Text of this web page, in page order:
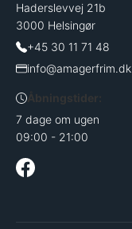
Haderslevvej 21b
3000 Helsingør
+45 30 11 71 48
info@amagerfrim.dk
Åbningstider:
7 dage om ugen
09:00 - 21:00